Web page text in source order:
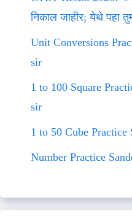
निकाल जाहीर; येथे पहा
Unit Conversions
sir
1 to 100 Square
sir
1 to 50 Cube Practice
Number Practice